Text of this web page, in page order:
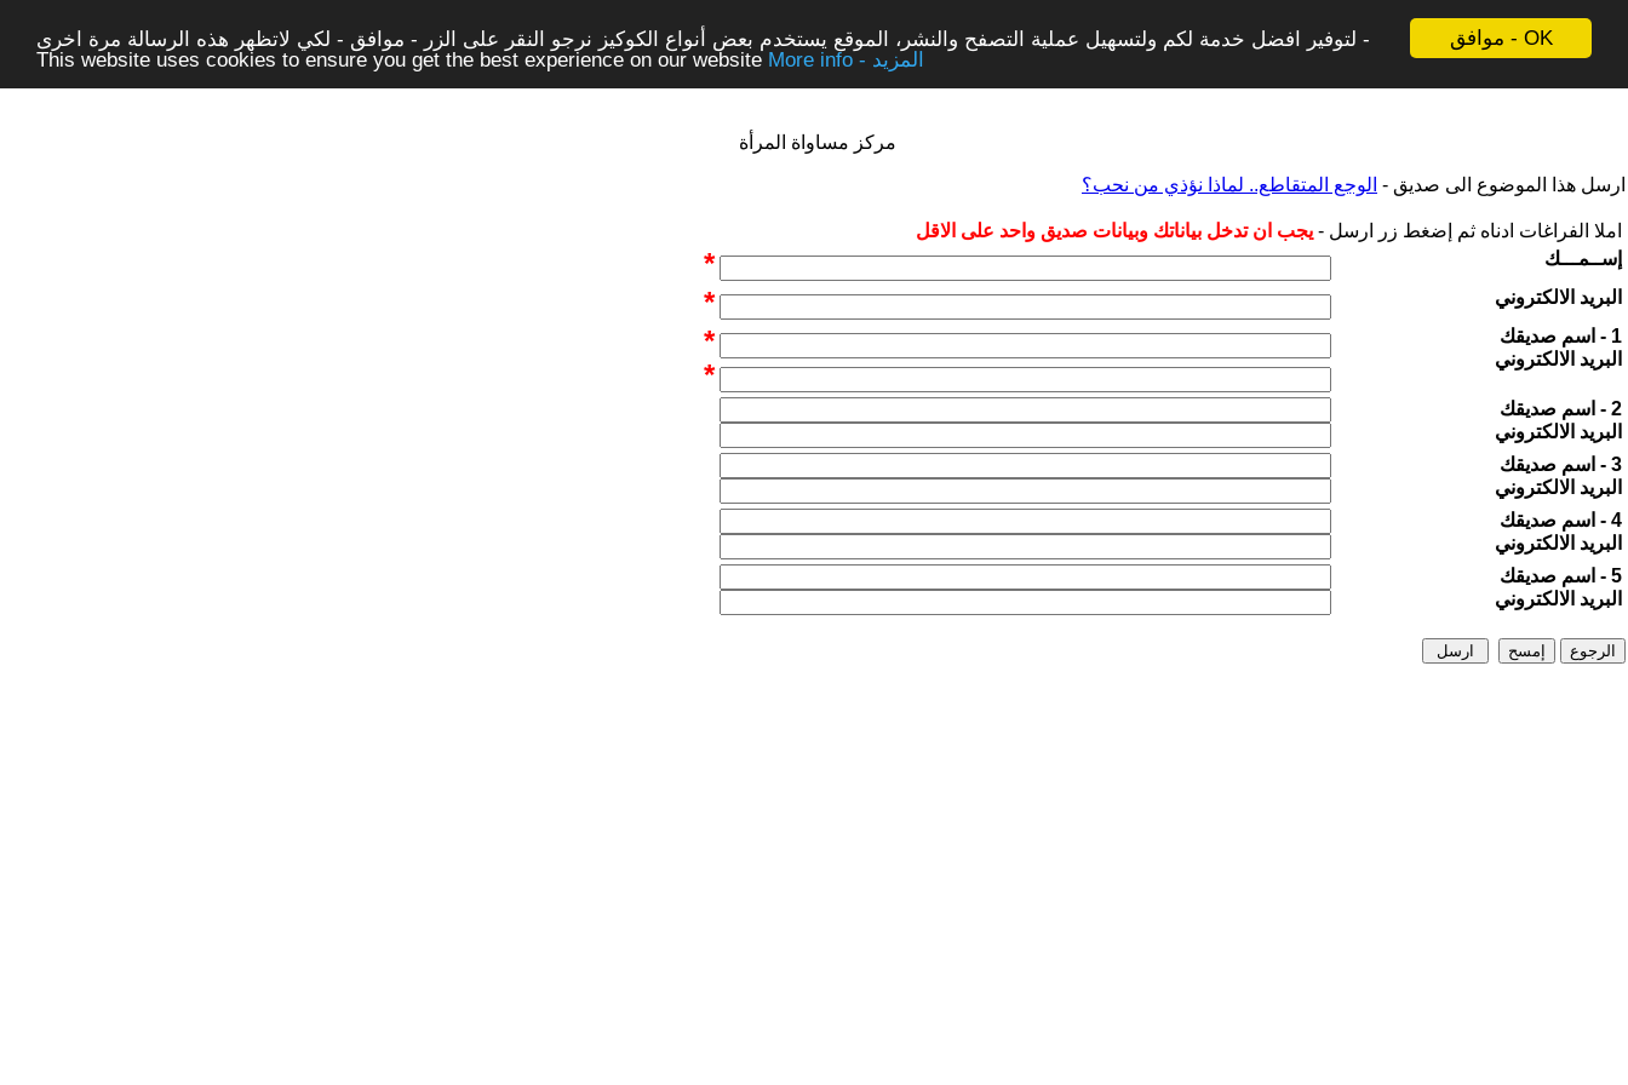
موافق - OK
لتوفير افضل خدمة لكم ولتسهيل عملية التصفح والنشر، الموقع يستخدم بعض أنواع الكوكيز نرجو النقر على الزر - موافق - لكي لاتظهر هذه الرسالة مرة اخرى -
This website uses cookies to ensure you get the best experience on our website
More info - المزيد
مركز مساواة المرأة
ارسل هذا الموضوع الى صديق - الوجع المتقاطع.. لماذا نؤذي من نحب؟
املا الفراغات ادناه ثم إضغط زر ارسل - يجب ان تدخل بياناتك وبيانات صديق واحد على الاقل
* إســمـــك
* البريد الالكتروني
*
*
1 - اسم صديقك
البريد الالكتروني
2 - اسم صديقك
البريد الالكتروني
3 - اسم صديقك
البريد الالكتروني
4 - اسم صديقك
البريد الالكتروني
5 - اسم صديقك
البريد الالكتروني